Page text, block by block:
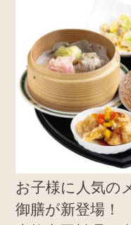
お子様に人気の
御膳が新登場！